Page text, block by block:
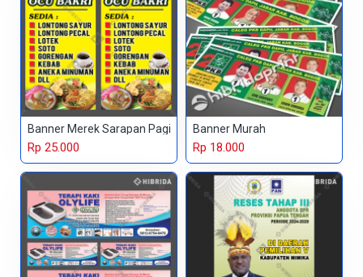
Banner Merek Sarapan Pagi
Rp 25.000
Banner Murah
Rp 18.000